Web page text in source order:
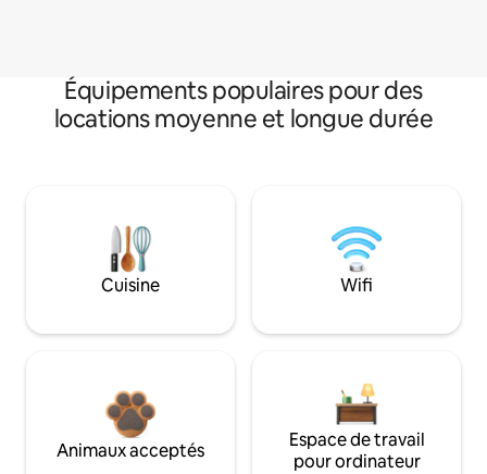
Équipements populaires pour des
locations moyenne et longue durée
Cuisine Wifi
Animaux acceptés
Espace de travail
pour ordinateur